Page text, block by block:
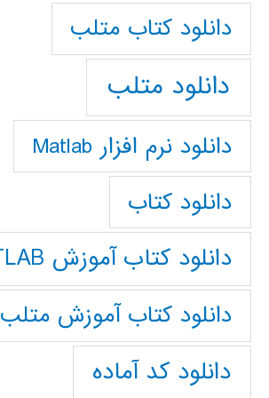
دانلود كتاب متلب
دانلود متلب
دانلود نرم افزار Matlab
دانلود کتاب
دانلود کتاب آموزش MATLAB
دانلود کتاب آموزش متلب
دانلود کد آماده